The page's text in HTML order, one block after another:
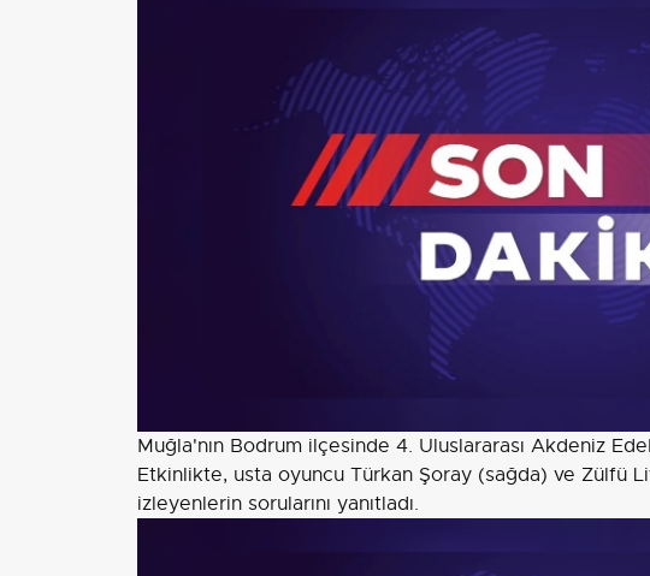
Muğla'nın Bodrum ilçesinde 4. Uluslararası Akdeniz
Etkinlikte, usta oyuncu Türkan Şoray (sağda) ve Zülfü
izleyenlerin sorularını yanıtladı.